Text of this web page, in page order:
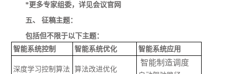
*更多专家组委，详见会议官网
五、征稿主题：
包括但不限于以下主题：
智能系统控制 智能系统优化 智能系统应用
深度学习控制算法
算法改进优化
智能制造调度